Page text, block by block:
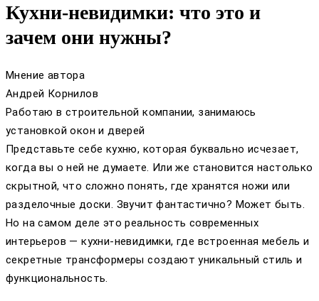
Кухни-невидимки: что это и
зачем они нужны?
Мнение автора
Андрей Корнилов
Работаю в строительной компании, занимаюсь
установкой окон и дверей
Представьте себе кухню, которая буквально исчезает,
когда вы о ней не думаете. Или же становится настолько
скрытной, что сложно понять, где хранятся ножи или
разделочные доски. Звучит фантастично? Может быть.
Но на самом деле это реальность современных
интерьеров — кухни-невидимки, где встроенная мебель и
секретные трансформеры создают уникальный стиль и
функциональность.